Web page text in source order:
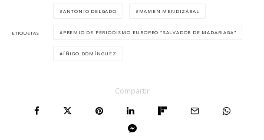
ETIQUETAS
ANTONIO DELGADO MAMEN MENDIZÁBAL
PREMIO DE PERIODISMO EUROPEO "SALVADOR DE MADARIAGA"
ÍÑIGO DOMÍNGUEZ
Compartir